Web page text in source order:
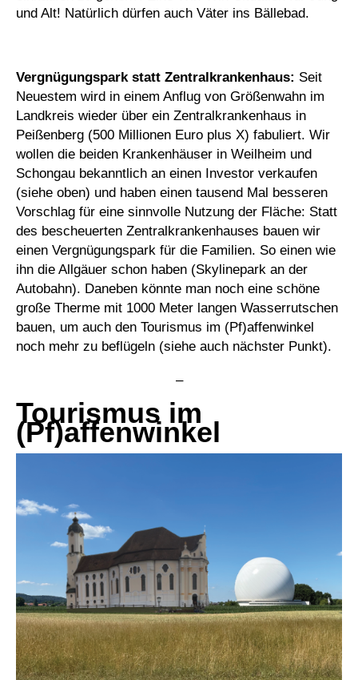
und Alt! Natürlich dürfen auch Väter ins Bällebad.
Vergnügungspark statt Zentralkrankenhaus: Seit
Neuestem wird in einem Anflug von Größenwahn im
Landkreis wieder über ein Zentralkrankenhaus in
Peißenberg (500 Millionen Euro plus X) fabuliert. Wir
wollen die beiden Krankenhäuser in Weilheim und
Schongau bekanntlich an einen Investor verkaufen
(siehe oben) und haben einen tausend Mal besseren
Vorschlag für eine sinnvolle Nutzung der Fläche: Statt
des bescheuerten Zentralkrankenhauses bauen wir
einen Vergnügungspark für die Familien. So einen wie
ihn die Allgäuer schon haben (Skylinepark an der
Autobahn). Daneben könnte man noch eine schöne
große Therme mit 1000 Meter langen Wasserrutschen
bauen, um auch den Tourismus im (Pf)affenwinkel
noch mehr zu beflügeln (siehe auch nächster Punkt).
–
Tourismus im
(Pf)affenwinkel